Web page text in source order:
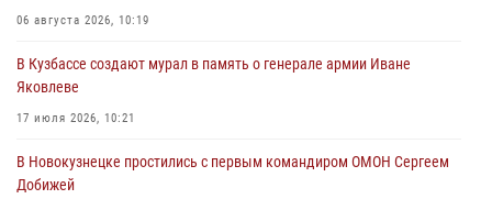
Росгвардейцы задержали предполагаемого виновника причинения
06 августа 2026, 09:18
06 августа 2026, 10:19
В Кузбассе создают мурал в память о генерале армии Иване
Яковлеве
17 июля 2026, 10:21
В Новокузнецке простились с первым командиром ОМОН Сергеем
Добижей